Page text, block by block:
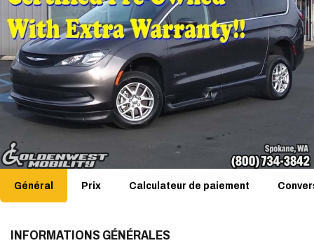
Général Prix Calculateur de paiement
INFORMATIONS GÉNÉRALES